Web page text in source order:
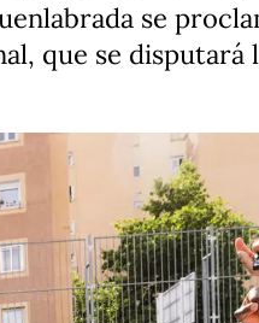
se
que se disputará